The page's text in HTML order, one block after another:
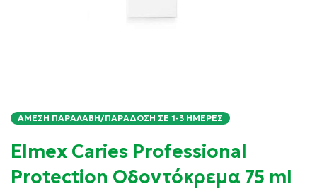
ΆΜΕΣΗ ΠΑΡΑΛΑΒΉ/ΠΑΡΆΔΟΣΗ ΣΕ 1-3 ΗΜΈΡΕΣ
Elmex Caries Professional
Protection Οδοντόκρεμα 75 ml